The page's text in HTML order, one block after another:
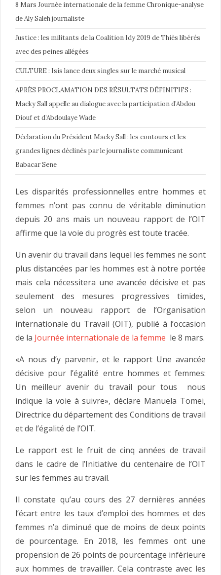
8 Mars Journée internationale de la femme Chronique-analyse
de Aly Saleh journaliste
Justice : les militants de la Coalition Idy 2019 de Thiès libérés
avec des peines allégées
CULTURE : Isis lance deux singles sur le marché musical
APRÈS PROCLAMATION DES RÉSULTATS DÉFINITIFS :
Macky Sall appelle au dialogue avec la participation d’Abdou
Diouf et d’Abdoulaye Wade
Déclaration du Président Macky Sall : les contours et les
grandes lignes déclinés par le journaliste communicant
Babacar Sene
Les disparités professionnelles entre hommes et
femmes n’ont pas connu de véritable diminution
depuis 20 ans mais un nouveau rapport de l’OIT
affirme que la voie du progrès est toute tracée.
Un avenir du travail dans lequel les femmes ne sont
plus distancées par les hommes est à notre portée
mais cela nécessitera une avancée décisive et pas
seulement des mesures progressives timides,
selon un nouveau rapport de l’Organisation
internationale du Travail (OIT), publié à l’occasion
de la Journée internationale de la femme le 8 mars.
«A nous d’y parvenir, et le rapport Une avancée
décisive pour l’égalité entre hommes et femmes:
Un meilleur avenir du travail pour tous nous
indique la voie à suivre», déclare Manuela Tomei,
Directrice du département des Conditions de travail
et de l’égalité de l’OIT.
Le rapport est le fruit de cinq années de travail
dans le cadre de l’Initiative du centenaire de l’OIT
sur les femmes au travail.
Il constate qu’au cours des 27 dernières années
l’écart entre les taux d’emploi des hommes et des
femmes n’a diminué que de moins de deux points
de pourcentage. En 2018, les femmes ont une
propension de 26 points de pourcentage inférieure
aux hommes de travailler. Cela contraste avec les